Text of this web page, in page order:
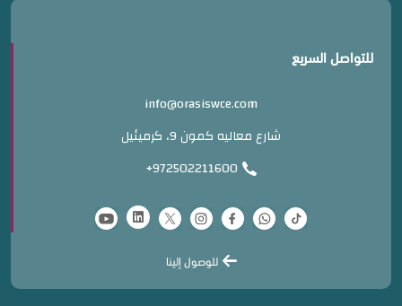
للتواصل السريع
info@orasiswce.com
شارع معاليه كمون 9، كرميئيل
+972502211600
للوصول إلينا